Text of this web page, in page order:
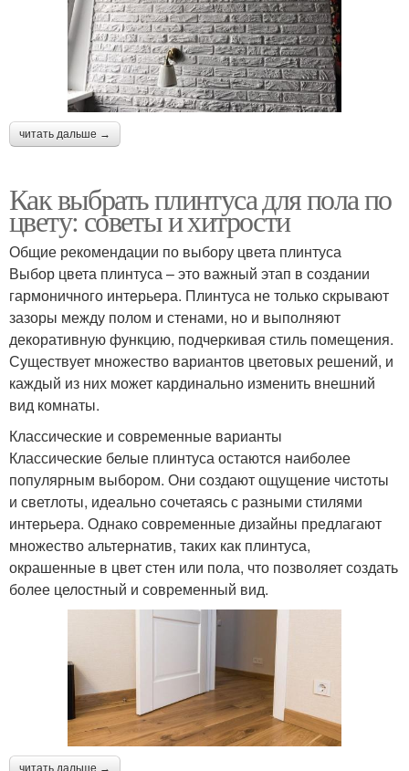
читать дальше →
Как выбрать плинтуса для пола по
цвету: советы и хитрости
Общие рекомендации по выбору цвета плинтуса
Выбор цвета плинтуса – это важный этап в создании
гармоничного интерьера. Плинтуса не только скрывают
зазоры между полом и стенами, но и выполняют
декоративную функцию, подчеркивая стиль помещения.
Существует множество вариантов цветовых решений, и
каждый из них может кардинально изменить внешний
вид комнаты.
Классические и современные варианты
Классические белые плинтуса остаются наиболее
популярным выбором. Они создают ощущение чистоты
и светлоты, идеально сочетаясь с разными стилями
интерьера. Однако современные дизайны предлагают
множество альтернатив, таких как плинтуса,
окрашенные в цвет стен или пола, что позволяет создать
более целостный и современный вид.
читать дальше →